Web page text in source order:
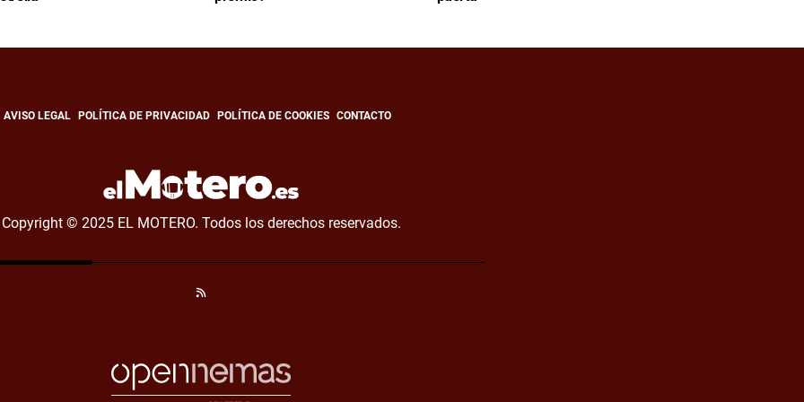
AVISO LEGAL POLÍTICA DE PRIVACIDAD POLÍTICA DE COOKIES CONTACTO
Copyright © 2025 EL MOTERO. Todos los derechos reservados.